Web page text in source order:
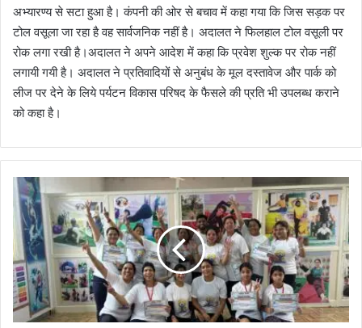
अभ्यारण्य से सटा हुआ है। कंपनी की ओर से बचाव में कहा गया कि जिस सड़क पर
टोल वसूला जा रहा है वह सार्वजनिक नहीं है। अदालत ने फिलहाल टोल वसूली पर
रोक लगा रखी है।अदालत ने अपने आदेश में कहा कि प्रवेश शुल्क पर रोक नहीं
लगायी गयी है। अदालत ने प्रतिवादियों से अनुबंध के मूल दस्तावेज और पार्क को
लीज पर देने के लिये पर्यटन विकास परिषद के फैसले की प्रति भी उपलब्ध कराने
को कहा है।
दि
व्य
यो
एं
ड
मे
डि
क